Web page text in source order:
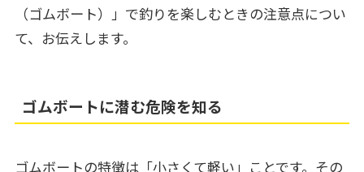
（ゴムボート）」で釣りを楽しむときの注意点につい
て、お伝えします。
ゴムボートに潜む危険を知る
ゴムボートの特徴は「小さくて軽い」ことです。その